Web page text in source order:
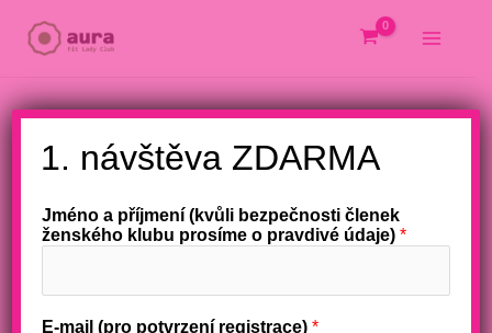
1. návštěva ZDARMA
Jméno a příjmení (kvůli bezpečnosti členek
ženského klubu prosíme o pravdivé údaje)*
E-mail (pro potvrzení registrace)*
X